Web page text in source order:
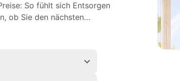
So fühlt sich Entsorgen
ob Sie den nächsten
und Wertstoffe abholen